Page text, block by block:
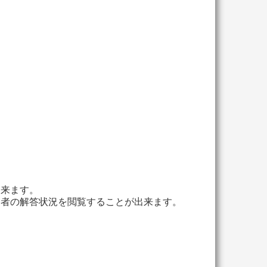
ます。
解答状況を閲覧することが出来ます。